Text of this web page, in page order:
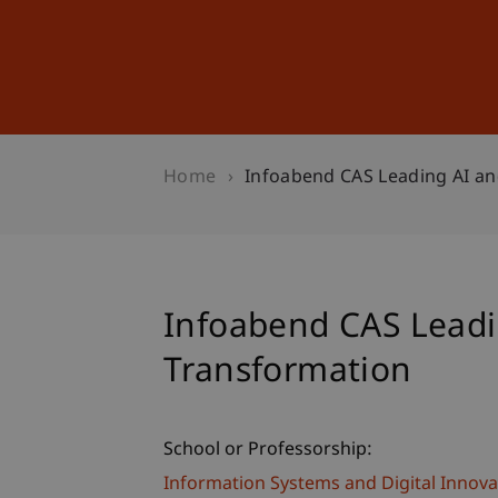
Home Infoabend CAS Leading AI
Infoabend CAS
Transformation
School or Professorship:
Information Systems and Digital